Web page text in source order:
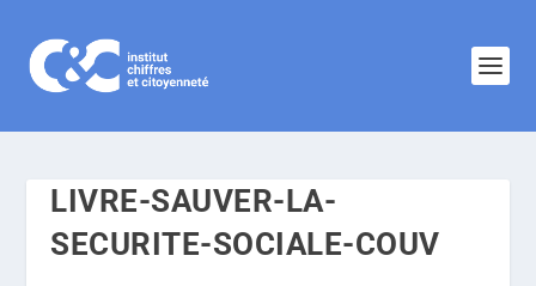
LIVRE-SAUVER-LA-
SECURITE-SOCIALE-COUV